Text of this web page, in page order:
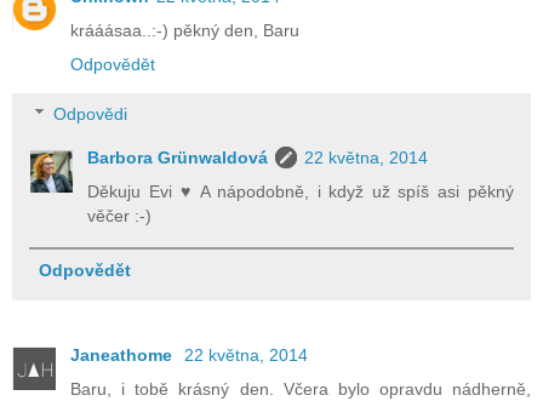
krááásaa..:-) pěkný den, Baru
Odpovědět
Odpovědi
Barbora Grünwaldová
22 května, 2014
Děkuju Evi ♥ A nápodobně, i když už spíš asi pěkný
věčer :-)
Odpovědět
Janeathome
22 května, 2014
Baru, i tobě krásný den. Včera bylo opravdu nádherně,